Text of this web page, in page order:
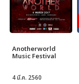
Anotherworld
Music Festival
4 มี.ค. 2560